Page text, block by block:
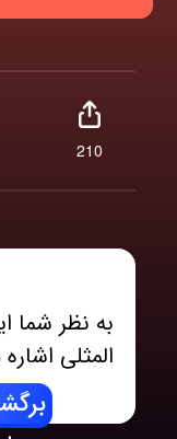
210
به نظر شما
المثلی